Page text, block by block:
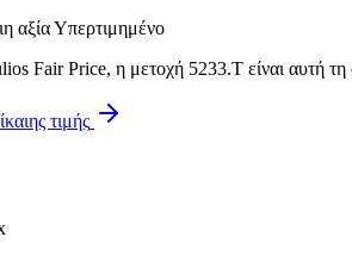
αξίαΥπερτιμημένο
Fair Price, η μετοχή 5233.T είναι αυτή τη
τιμής